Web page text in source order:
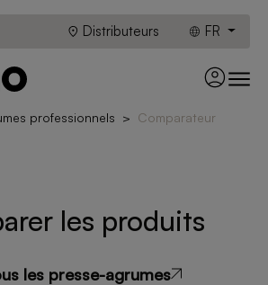
Distributeurs FR
professionnels Comparateur
les produits
les presse-agrumes